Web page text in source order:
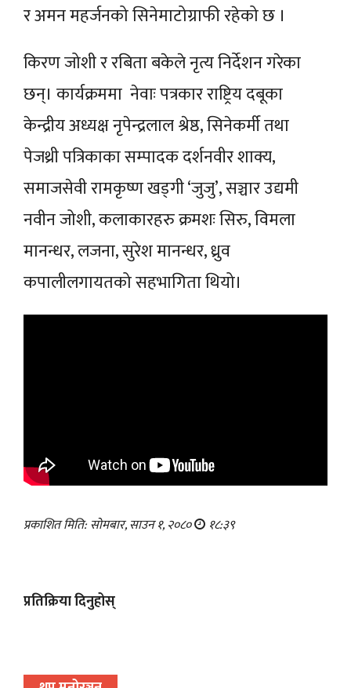
र अमन महर्जनको सिनेमाटोग्राफी रहेको छ ।
किरण जोशी र रबिता बकेले नृत्य निर्देशन गरेका
छन्। कार्यक्रममा नेवाः पत्रकार राष्ट्रिय दबूका
केन्द्रीय अध्यक्ष नृपेन्द्रलाल श्रेष्ठ, सिनेकर्मी तथा
पेजथ्री पत्रिकाका सम्पादक दर्शनवीर शाक्य,
समाजसेवी रामकृष्ण खड्गी ‘जुजु’, सञ्चार उद्यमी
नवीन जोशी, कलाकारहरु क्रमशः सिरु, विमला
मानन्धर, लजना, सुरेश मानन्धर, ध्रुव
कपालीलगायतको सहभागिता थियो।
प्रकाशित मिति: सोमबार, साउन १, २०८० १८:३९
प्रतिक्रिया दिनुहोस्